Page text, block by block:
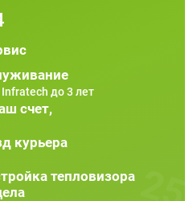
до 3 лет
счет,
курьера
тепловизора